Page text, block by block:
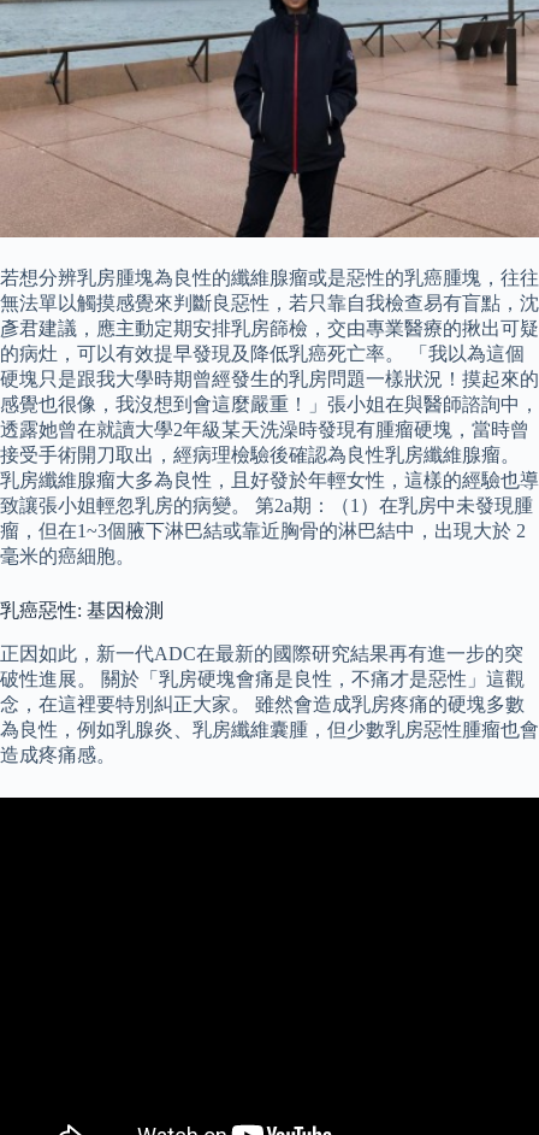
若想分辨乳房腫塊為良性的纖維腺瘤或是惡性的乳癌腫塊，往往
無法單以觸摸感覺來判斷良惡性，若只靠自我檢查易有盲點，沈
彥君建議，應主動定期安排乳房篩檢，交由專業醫療的揪出可疑
的病灶，可以有效提早發現及降低乳癌死亡率。 「我以為這個
硬塊只是跟我大學時期曾經發生的乳房問題一樣狀況！摸起來的
感覺也很像，我沒想到會這麼嚴重！」張小姐在與醫師諮詢中，
透露她曾在就讀大學2年級某天洗澡時發現有腫瘤硬塊，當時曾
接受手術開刀取出，經病理檢驗後確認為良性乳房纖維腺瘤。
乳房纖維腺瘤大多為良性，且好發於年輕女性，這樣的經驗也導
致讓張小姐輕忽乳房的病變。 第2a期：（1）在乳房中未發現腫
瘤，但在1~3個腋下淋巴結或靠近胸骨的淋巴結中，出現大於 2
毫米的癌細胞。
乳癌惡性: 基因檢測
正因如此，新一代ADC在最新的國際研究結果再有進一步的突
破性進展。 關於「乳房硬塊會痛是良性，不痛才是惡性」這觀
念，在這裡要特別糾正大家。 雖然會造成乳房疼痛的硬塊多數
為良性，例如乳腺炎、乳房纖維囊腫，但少數乳房惡性腫瘤也會
造成疼痛感。